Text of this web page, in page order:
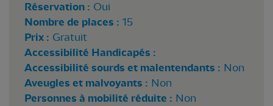
Réservation : Oui
Nombre de places : 15
Prix : Gratuit
Accessibilité Handicapés :
Accessibilité sourds et malentendants : Non
Aveugles et malvoyants : Non
Personnes à mobilité réduite : Non